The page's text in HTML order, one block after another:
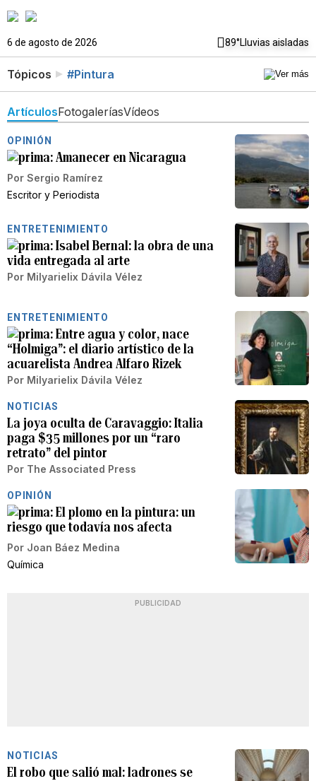
6 de agosto de 2026 89°Lluvias aisladas
Tópicos #Pintura
ArtículosFotogaleríasVídeos
OPINIÓN
Amanecer en Nicaragua
Por Sergio Ramírez
Escritor y Periodista
ENTRETENIMIENTO
Isabel Bernal: la obra de una
vida entregada al arte
Por Milyarielix Dávila Vélez
ENTRETENIMIENTO
Entre agua y color, nace
“Holmiga”: el diario artístico de la
acuarelista Andrea Alfaro Rizek
Por Milyarielix Dávila Vélez
NOTICIAS
La joya oculta de Caravaggio: Italia
paga $35 millones por un “raro
retrato” del pintor
Por The Associated Press
OPINIÓN
El plomo en la pintura: un
riesgo que todavía nos afecta
Por Joan Báez Medina
Química
PUBLICIDAD
NOTICIAS
El robo que salió mal: ladrones se